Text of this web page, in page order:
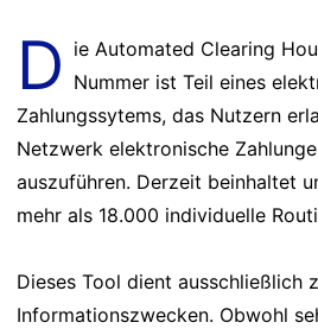
D ie Automated Clearing
Nummer ist Teil eines
Zahlungssytems, das Nutzern
Netzwerk elektronische
auszuführen. Derzeit beinhaltet
mehr als 18.000 individuelle
Dieses Tool dient ausschließlich
Informationszwecken. Obwohl